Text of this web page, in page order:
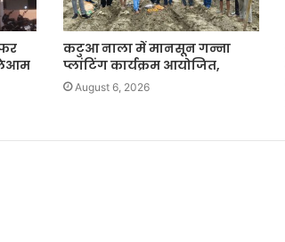
कटुआ नाला में मानसून गन्ना
प्लांटिंग कार्यक्रम आयोजित,
August 6, 2026